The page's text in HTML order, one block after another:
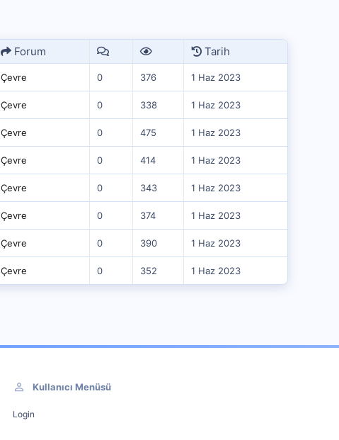
Forum Tarih
Çevre 0 376 1 Haz 2023
Çevre 0 338 1 Haz 2023
Çevre 0 475 1 Haz 2023
Çevre 0 414 1 Haz 2023
Çevre 0 343 1 Haz 2023
Çevre 0 374 1 Haz 2023
Çevre 0 390 1 Haz 2023
Çevre 0 352 1 Haz 2023
Kullanıcı Menüsü
Login